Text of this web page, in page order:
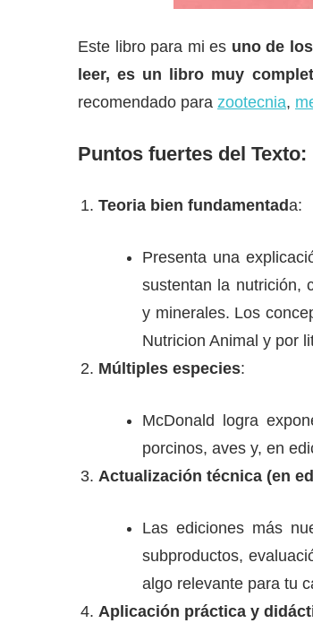
Este libro para mi es uno de
leer, es un libro muy
recomendado para zootecnia,
Puntos fuertes del Texto:
Teoria bien fundamentada:
Presenta una
sustentan la nutrición,
y minerales. Los
Nutricion Animal y por
Múltiples especies:
McDonald logra
porcinos, aves y, en
Actualización técnica (en
Las ediciones más
subproductos,
algo relevante para tu
Aplicación práctica y